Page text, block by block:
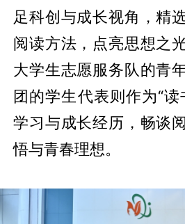
足科创与成长视角，精
阅读方法，点亮思想之
大学生志愿服务队的青
团的学生代表则作为“
学习与成长经历，畅谈
悟与青春理想。